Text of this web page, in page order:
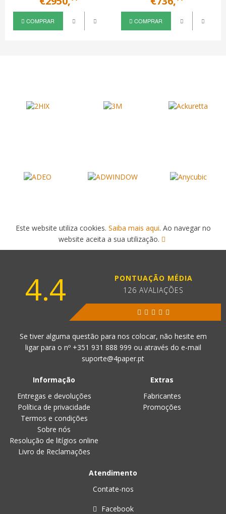
COMPRAR COMPRAR
Este website utiliza cookies. Saiba mais aqui. Ao navegar no
website aceita a sua utilização.
4.4
PONTUAÇÃO MÉDIA
126 AVALIAÇÕES
Se tiver alguma questão para nos colocar, não hesite em
ligar para o nº +351 931 888 999 ou através do e-mail
suporte@4paper.pt
Informação
Entregas e devoluções
Política de privacidade
Termos e condições
Sobre nós
Resolução de litígios online
Livro de Reclamações
Extras
Fabricantes
Promoções
Atendimento
Contate-nos
Facebook